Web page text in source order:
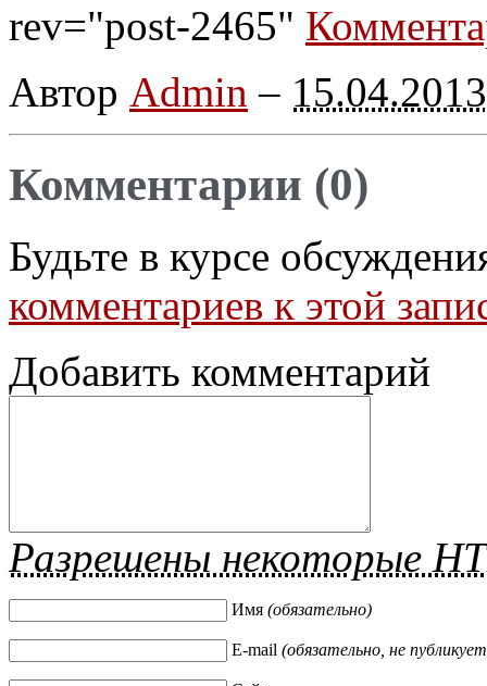
rev="post-2465"
Автор Admin – 15.04.2013
Комментарии (0)
Будьте в курсе
комментариев к этой
Добавить комментарий
Разрешены некоторые
Имя (обязательно)
E-mail (обязательно, не